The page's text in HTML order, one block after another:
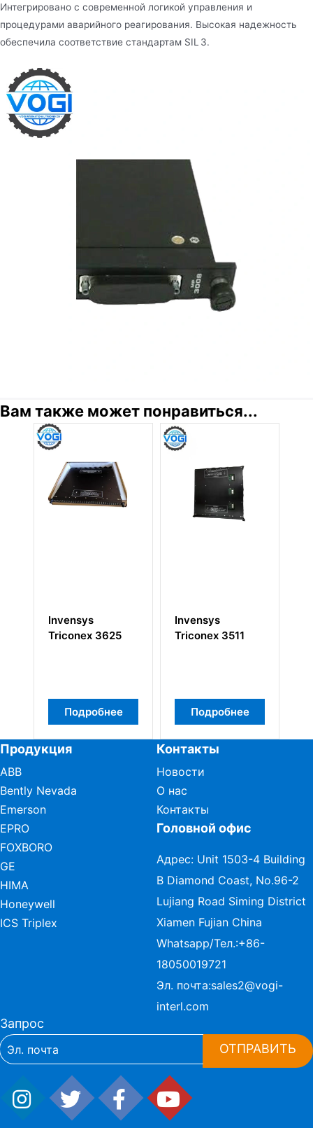
Интегрировано с современной логикой управления и
процедурами аварийного реагирования. Высокая надежность
обеспечила соответствие стандартам SIL 3.
Вам также может понравиться...
Invensys
Triconex 3511
Подробнее
Invensys
Triconex 3624
Подробнее
Продукция
ABB
Bently Nevada
Emerson
EPRO
FOXBORO
GE
HIMA
Honeywell
ICS Triplex
Контакты
Новости
О нас
Контакты
Головной офис
Адрес: Unit 1503-4 Building
B Diamond Coast, No.96-2
Lujiang Road Siming District
Xiamen Fujian China
Whatsapp/Тел.:+86-
18050019721
Эл. почта:sales2@vogi-
interl.com
Запрос
ОТПРАВИТЬ